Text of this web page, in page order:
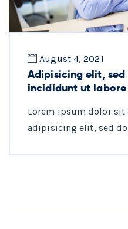
August 4, 2021
Adipisicing elit,
incididunt ut
Lorem ipsum dolor sit
adipisicing elit, sed